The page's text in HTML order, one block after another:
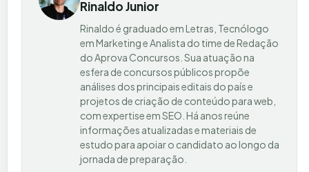
Rinaldo Junior
Rinaldo é graduado em Letras, Tecnólogo
em Marketing e Analista do time de Redação
do Aprova Concursos. Sua atuação na
esfera de concursos públicos propõe
análises dos principais editais do país e
projetos de criação de conteúdo para web,
com expertise em SEO. Há anos reúne
informações atualizadas e materiais de
estudo para apoiar o candidato ao longo da
jornada de preparação.